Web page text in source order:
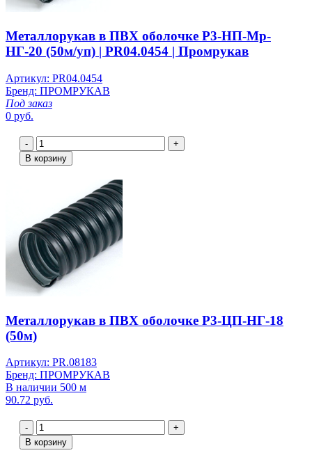
Металлорукав в ПВХ оболочке Р3-НП-Мр-
НГ-20 (50м/уп) | PR04.0454 | Промрукав
Артикул: PR04.0454
Бренд: ПРОМРУКАВ
Под заказ
0 руб.
-
+
В корзину
Металлорукав в ПВХ оболочке Р3-ЦП-НГ-18
(50м)
Артикул: PR.08183
Бренд: ПРОМРУКАВ
В наличии 500 м
90.72 руб.
-
+
В корзину